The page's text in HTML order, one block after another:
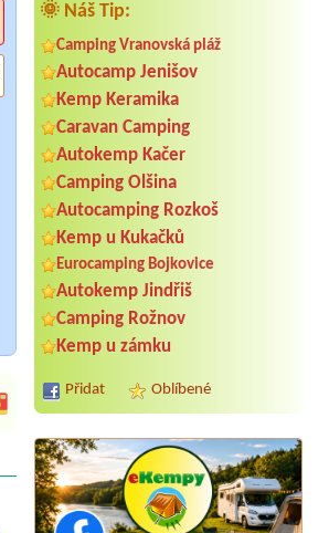
🌞 Náš Tip:
Camping Vranovská pláž
Autocamp Jenišov
Kemp Keramika
Caravan Camping
Autokemp Kačer
Camping Olšina
Autocamping Rozkoš
Kemp u Kukačků
Eurocamping Bojkovice
Autokemp Jindřiš
Camping Rožnov
Kemp u zámku
Přidat Oblíbené